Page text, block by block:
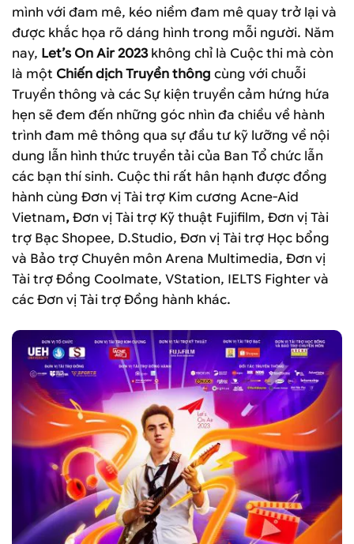
mình với đam mê, kéo niềm đam mê quay trở lại và
được khắc họa rõ dáng hình trong mỗi người. Năm
nay, Let’s On Air 2023không chỉ là Cuộc thi mà còn
là một Chiến dịch Truyền thông cùng với chuỗi
Truyền thông và các Sự kiện truyền cảm hứng hứa
hẹn sẽ đem đến những góc nhìn đa chiều về hành
trình đam mê thông qua sự đầu tư kỹ lưỡng về nội
dung lẫn hình thức truyền tải của Ban Tổ chức lẫn
các bạn thí sinh. Cuộc thi rất hân hạnh được đồng
hành cùng Đơn vị Tài trợ Kim cương Acne-Aid
Vietnam, Đơn vị Tài trợ Kỹ thuật Fujifilm, Đơn vị Tài
trợ Bạc Shopee, D.Studio, Đơn vị Tài trợ Học bổng
và Bảo trợ Chuyên môn Arena Multimedia, Đơn vị
Tài trợ Đồng Coolmate, VStation, IELTS Fighter và
các Đơn vị Tài trợ Đồng hành khác.